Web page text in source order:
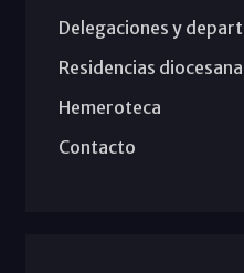
Delegaciones y
Residencias
Hemeroteca
Contacto